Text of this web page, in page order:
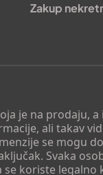
je na prodaju,
ali takav
se mogu
Svaka
koriste legalno
Zakup